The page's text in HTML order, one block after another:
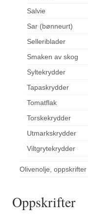
Salvie
Sar (bønneurt)
Selleriblader
Smaken av skog
Syltekrydder
Tapaskrydder
Tomatflak
Torskekrydder
Utmarkskrydder
Viltgrytekrydder
Olivenolje, oppskrifter
Oppskrifter